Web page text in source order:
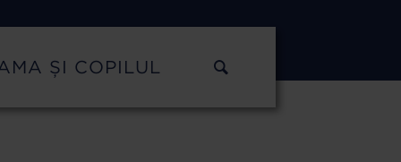
ȘI COPILUL